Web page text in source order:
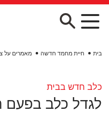
Skip to main content
בית חיית מחמד חדשה מאמרים על
כלב חדש בבית
לגדל כלב בפעם